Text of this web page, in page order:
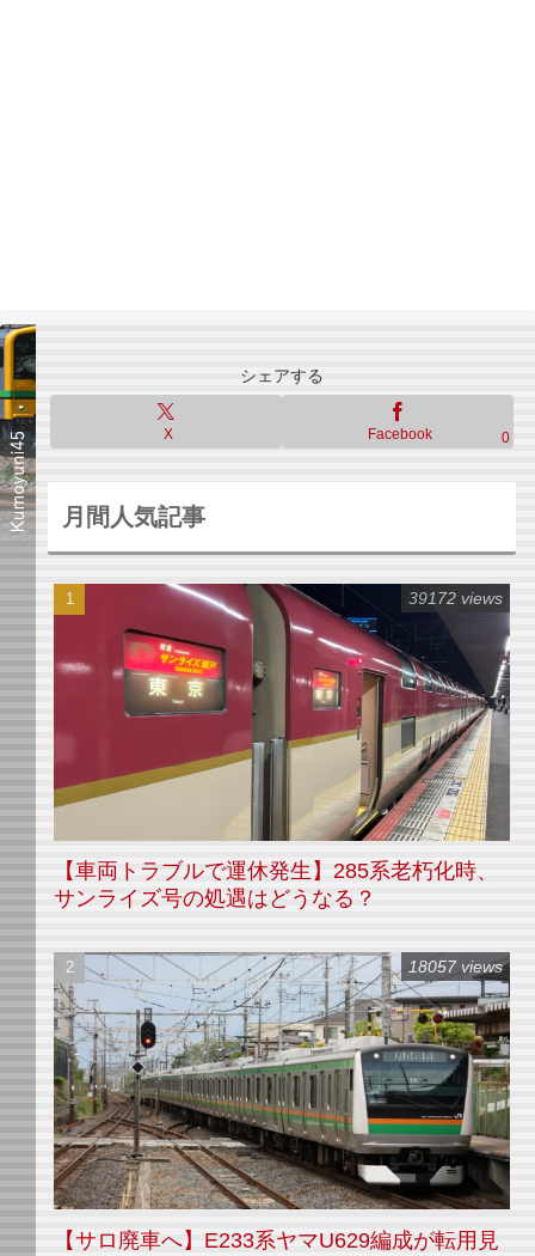
シェアする
X Facebook 0
月間人気記事
【車両トラブルで運休発生】285系老朽化時、
サンライズ号の処遇はどうなる？
39172 views
【サロ廃車へ】E233系ヤマU629編成が転用見
18057 views